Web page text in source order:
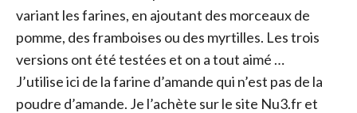
variant les farines, en ajoutant des morceaux de
pomme, des framboises ou des myrtilles. Les trois
versions ont été testées et on a tout aimé …
J’utilise ici de la farine d’amande qui n’est pas de la
poudre d’amande. Je l’achète sur le site Nu3.fr et